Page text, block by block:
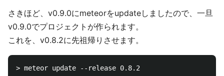
さきほど、v0.9.0にmeteorをupdateしましたので、一旦
v0.9.0でプロジェクトが作られます。
これを、v0.8.2に先祖帰りさせます。